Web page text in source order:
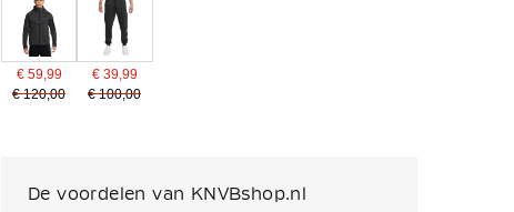
€ 59,99
€ 120,00
€ 39,99
€ 100,00
De voordelen van KNVBshop.nl